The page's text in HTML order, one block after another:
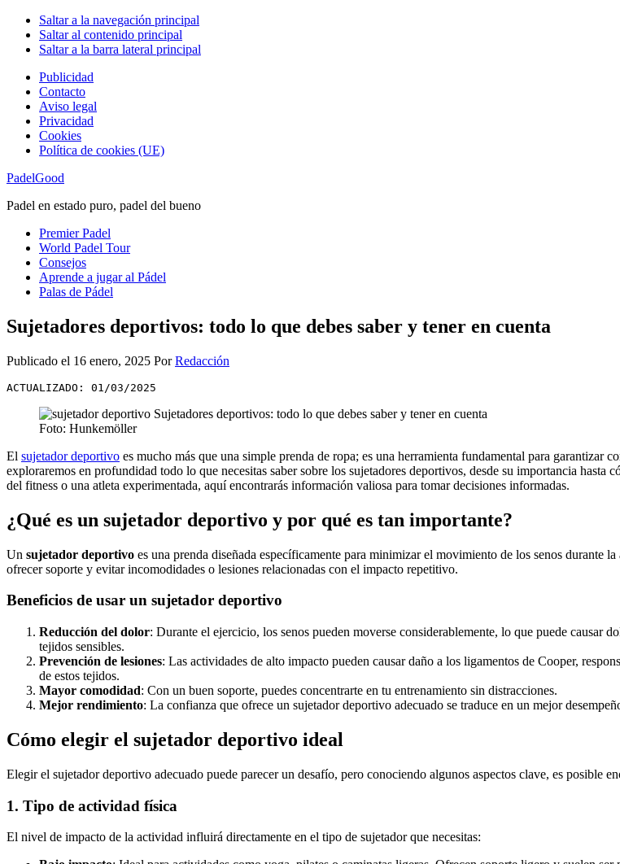
Saltar a la navegación principal
Saltar al contenido principal
Saltar a la barra lateral principal
Publicidad
Contacto
Aviso legal
Privacidad
Cookies
Política de cookies (UE)
PadelGood
Padel en estado puro, padel del bueno
Premier Padel
World Padel Tour
Consejos
Aprende a jugar al Pádel
Palas de Pádel
Sujetadores deportivos: todo lo que debes saber y tener en cuenta
Publicado el 16 enero, 2025 PorRedacción
ACTUALIZADO: 01/03/2025
Foto: Hunkemöller
El sujetador deportivo es mucho más que una simple prenda de ropa; es una herramienta fundamental para
exploraremos en profundidad todo lo que necesitas saber sobre los sujetadores deportivos, desde su importancia hasta
del fitness o una atleta experimentada, aquí encontrarás información valiosa para tomar decisiones informadas.
¿Qué es un sujetador deportivo y por qué es tan importante?
Un sujetador deportivo es una prenda diseñada específicamente para minimizar el movimiento de los senos durante
ofrecer soporte y evitar incomodidades o lesiones relacionadas con el impacto repetitivo.
Beneficios de usar un sujetador deportivo
Reducción del dolor: Durante el ejercicio, los senos pueden moverse considerablemente, lo que puede
tejidos sensibles.
Prevención de lesiones: Las actividades de alto impacto pueden causar daño a los ligamentos de Cooper,
de estos tejidos.
Mayor comodidad: Con un buen soporte, puedes concentrarte en tu entrenamiento sin distracciones.
Mejor rendimiento: La confianza que ofrece un sujetador deportivo adecuado se traduce en un mejor
Cómo elegir el sujetador deportivo ideal
Elegir el sujetador deportivo adecuado puede parecer un desafío, pero conociendo algunos aspectos clave, es posible
1. Tipo de actividad física
El nivel de impacto de la actividad influirá directamente en el tipo de sujetador que necesitas: